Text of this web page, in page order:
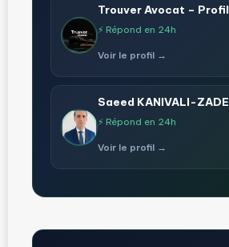
Trouver Avocat – Profil
⚡ Répond en 24h
Voir le profil →
Saeed KANIVALI-ZADE
⚡ Répond en 24h
Voir le profil →